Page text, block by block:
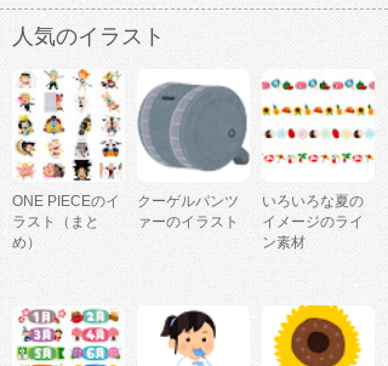
人気のイラスト
ONE PIECEのイ
ラスト（まと
め）
クーゲルパンツ
ァーのイラスト
いろいろな夏の
イメージのライ
ン素材